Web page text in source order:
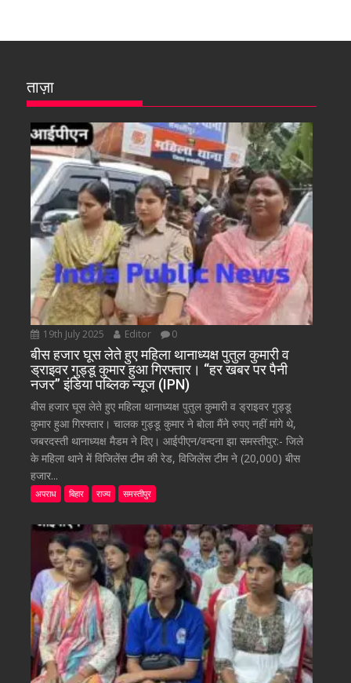
ताज़ा
19th July 2025 Editor 0
बीस हजार घूस लेते हुए महिला थानाध्यक्ष पुतुल कुमारी व
ड्राइवर गुड्डू कुमार हुआ गिरफ्तार। “हर खबर पर पैनी
नजर” इंडिया पब्लिक न्यूज (IPN)
बीस हजार घूस लेते हुए महिला थानाध्यक्ष पुतुल कुमारी व ड्राइवर गुड्डू
कुमार हुआ गिरफ्तार। चालक गुड्डू कुमार ने बोला मैंने रुपए नहीं मांगे थे,
जबरदस्ती थानाध्यक्ष मैडम ने दिए। आईपीएन/वन्दना झा समस्तीपुर:- जिले
के महिला थाने में विजिलेंस टीम की रेड, विजिलेंस टीम ने (20,000) बीस
हजार...
अपराध बिहार राज्य समस्तीपुर